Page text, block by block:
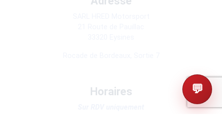
Horaires 💬